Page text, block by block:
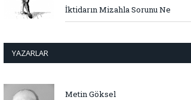
İktidarın Mizahla Sorunu Ne
YAZARLAR
Metin Göksel